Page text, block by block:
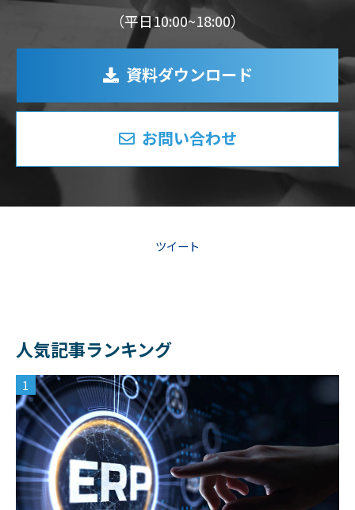
（平日10:00~18:00）
資料ダウンロード
お問い合わせ
ツイート
人気記事ランキング
1